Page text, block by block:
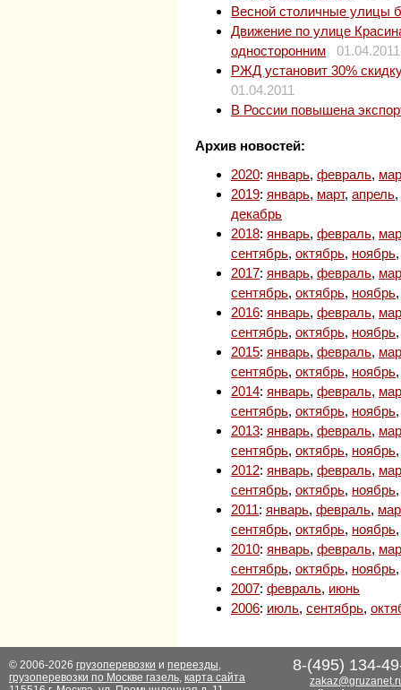
Весной столичные улицы
Движение по улице
односторонним
01.04.2011
РЖД установит 30%
01.04.2011
В России повышена
Архив новостей:
2020: январь, февраль,
2019: январь, март, апрель,
декабрь
2018: январь, февраль,
сентябрь, октябрь, ноябрь
2017: январь, февраль,
сентябрь, октябрь, ноябрь
2016: январь, февраль,
сентябрь, октябрь, ноябрь
2015: январь, февраль,
сентябрь, октябрь, ноябрь
2014: январь, февраль,
сентябрь, октябрь, ноябрь
2013: январь, февраль,
сентябрь, октябрь, ноябрь
2012: январь, февраль,
сентябрь, октябрь, ноябрь
2011: январь, февраль,
сентябрь, октябрь, ноябрь
2010: январь, февраль,
сентябрь, октябрь, ноябрь
2007: февраль, июнь
2006: июль, сентябрь,
© 2006-2026 грузоперевозки и переезды,
грузоперевозки по Москве газель, карта сайта
8-(495) 134-